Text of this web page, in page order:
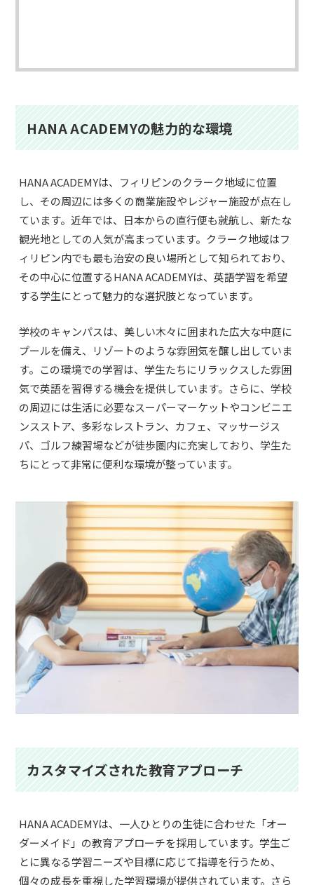
HANA ACADEMYの魅力的な環境
HANA ACADEMYは、フィリピンのクラーク地域に位置
し、その周辺には多くの商業施設やレジャー施設が点在し
ています。近年では、日本からの直行便も就航し、新たな
観光地としての人気が高まっています。クラーク地域はフ
ィリピン内でも最も治安の良い場所として知られており、
その中心に位置するHANA ACADEMYは、英語学習を希望
する学生にとって魅力的な選択肢となっています。
学校のキャンパスは、美しい木々に囲まれた広大な中庭に
プールを備え、リゾートのような雰囲気を醸し出していま
す。この環境での学習は、学生たちにリラックスした雰囲
気で英語を習得する機会を提供しています。さらに、学校
の周辺には生活に必要なスーパーマーケットやコンビニエ
ンスストア、多彩なレストラン、カフェ、マッサージス
パ、ゴルフ練習場などが徒歩圏内に充実しており、学生た
ちにとって非常に便利な環境が整っています。
カスタマイズされた教育アプローチ
HANA ACADEMYは、一人ひとりの生徒に合わせた「オー
ダーメイド」の教育アプローチを採用しています。学生ご
とに異なる学習ニーズや目標に応じて指導を行うため、
個々の成長を重視した学習環境が提供されています。さら